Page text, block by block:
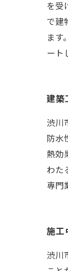
を受
で建
ま
ート
建築
渋川
防水
熱効
わた
専門
施工
渋川